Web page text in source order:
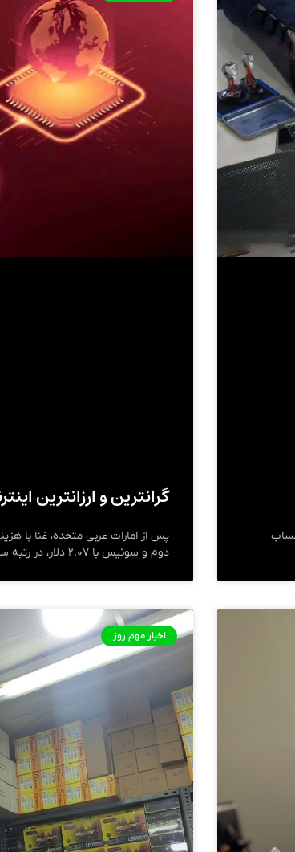
به حساب حساب
گرانترین و ارزانترین
دوم و سوئیس با ۲.۰۷ دلار، در رتبه سوم این فهرست قرار دارد.
اخبار مهم روز